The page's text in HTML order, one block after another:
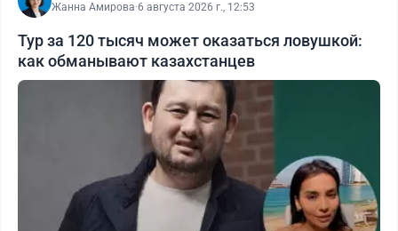
Жанна Амирова·6 августа 2026 г., 12:53
Тур за 120 тысяч может оказаться ловушкой:
как обманывают казахстанцев